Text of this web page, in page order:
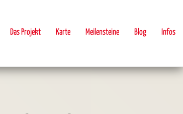
Das Projekt Karte Meilensteine Blog Infos